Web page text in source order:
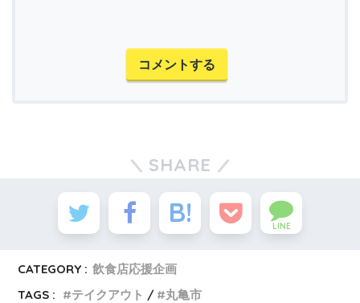
コメントする
SHARE
LINE
CATEGORY : 飲食店応援企画
TAGS :
テイクアウト 丸亀市